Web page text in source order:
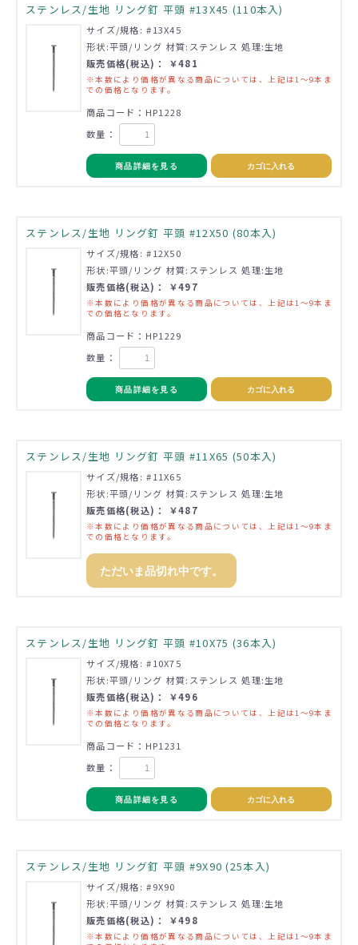
ステンレス/生地 リング釘 平頭 #13X45 (110本入)
サイズ/規格: #13X45
形状:平頭/リング 材質:ステンレス 処理:生地
販売価格(税込)： ￥481
※本数により価格が異なる商品については、上記は1～9本ま
での価格となります。
商品コード：HP1228
数量：
商品詳細を見る カゴに入れる
ステンレス/生地 リング釘 平頭 #12X50 (80本入)
サイズ/規格: #12X50
形状:平頭/リング 材質:ステンレス 処理:生地
販売価格(税込)： ￥497
※本数により価格が異なる商品については、上記は1～9本ま
での価格となります。
商品コード：HP1229
数量：
商品詳細を見る カゴに入れる
ステンレス/生地 リング釘 平頭 #11X65 (50本入)
サイズ/規格: #11X65
形状:平頭/リング 材質:ステンレス 処理:生地
販売価格(税込)： ￥487
※本数により価格が異なる商品については、上記は1～9本ま
での価格となります。
ただいま品切れ中です。
ステンレス/生地 リング釘 平頭 #10X75 (36本入)
サイズ/規格: #10X75
形状:平頭/リング 材質:ステンレス 処理:生地
販売価格(税込)： ￥496
※本数により価格が異なる商品については、上記は1～9本ま
での価格となります。
商品コード：HP1231
数量：
商品詳細を見る カゴに入れる
ステンレス/生地 リング釘 平頭 #9X90 (25本入)
サイズ/規格: #9X90
形状:平頭/リング 材質:ステンレス 処理:生地
販売価格(税込)： ￥498
※本数により価格が異なる商品については、上記は1～9本ま